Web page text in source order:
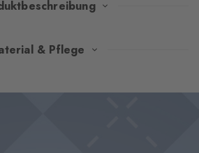
vereint sich hier mit einer edlen Woll-
& Pflege